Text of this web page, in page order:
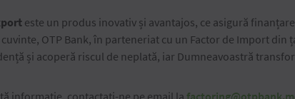
este un produs inovativ și avantajos, ce asigură
OTP Bank, în parteneriat cu un Factor de Import
și acoperă riscul de neplată, iar Dumneavoastră
informație, contactați-ne pe email la